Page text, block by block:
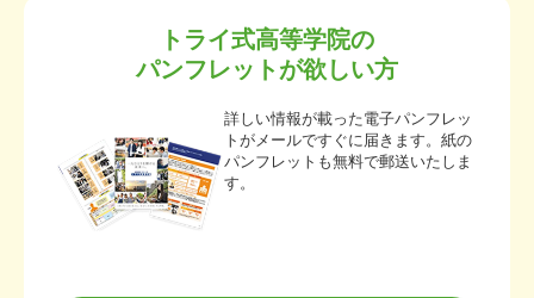
トライ式高等学院の
パンフレットが欲しい方
詳しい情報が載った電子パンフレッ
トがメールですぐに届きます。紙の
パンフレットも無料で郵送いたしま
す。